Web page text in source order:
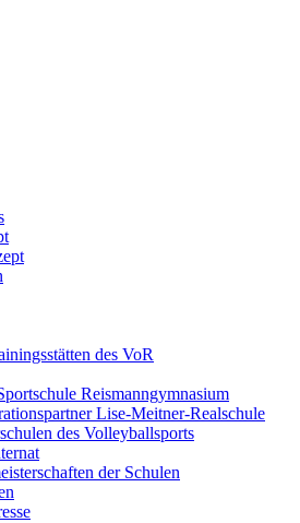
des VoR
Reismanngymnasium
Lise-Meitner-Realschule
des Volleyballsports
der Schulen